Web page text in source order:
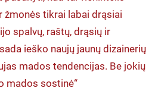
žmonės tikrai labai drąsiai
spalvų, raštų, drąsių ir
ieško naujų jaunų dizainerių
mados tendencijas. Be jokių
mados sostinė“